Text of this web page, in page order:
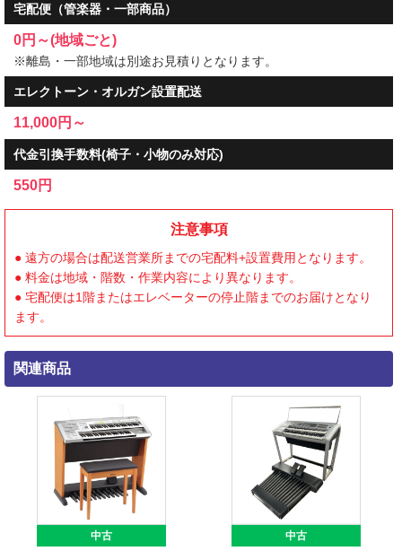
宅配便（管楽器・一部商品）
0円～(地域ごと)
※離島・一部地域は別途お見積りとなります。
エレクトーン・オルガン設置配送
11,000円～
代金引換手数料(椅子・小物のみ対応)
550円
注意事項
● 遠方の場合は配送営業所までの宅配料+設置費用となります。
● 料金は地域・階数・作業内容により異なります。
● 宅配便は1階またはエレベーターの停止階までのお届けとなり
ます。
関連商品
中古 中古